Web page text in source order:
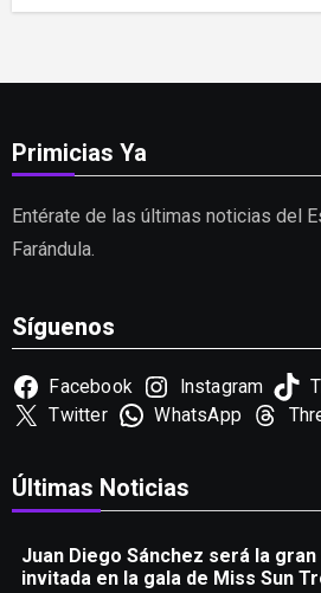
Primicias Ya
Entérate de las últimas noticias del
Farándula.
Síguenos
Facebook Instagram
Twitter
WhatsApp
Últimas Noticias
Juan Diego Sánchez será la
invitada en la gala de Miss Sun